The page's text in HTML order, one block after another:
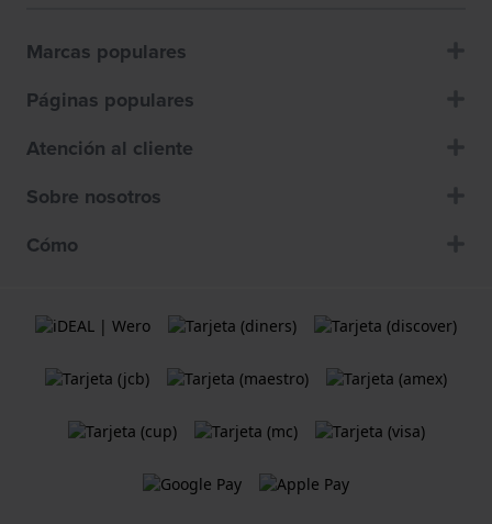
Marcas populares
Páginas populares
Atención al cliente
Sobre nosotros
Cómo